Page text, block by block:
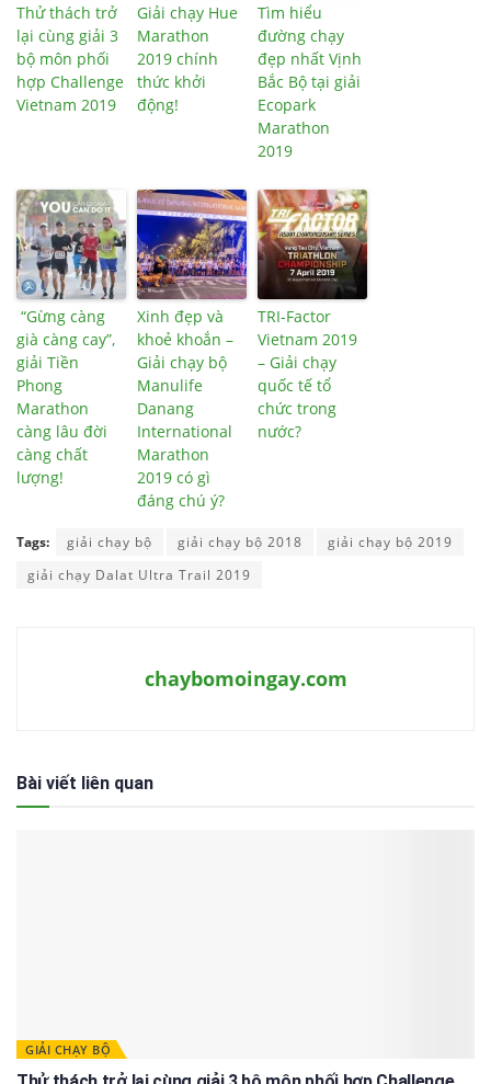
Thử thách trở
lại cùng giải 3
bộ môn phối
hợp Challenge
Vietnam 2019
Giải chạy Hue
Marathon
2019 chính
thức khởi
động!
Tìm hiểu
đường chạy
đẹp nhất Vịnh
Bắc Bộ tại giải
Ecopark
Marathon
2019
“Gừng càng
già càng cay”,
giải Tiền
Phong
Marathon
càng lâu đời
càng chất
lượng!
Xinh đẹp và
khoẻ khoắn –
Giải chạy bộ
Manulife
Danang
International
Marathon
2019 có gì
đáng chú ý?
TRI-Factor
Vietnam 2019
– Giải chạy
quốc tế tổ
chức trong
nước?
Tags: giải chạy bộ giải chạy bộ 2018
giải chạy bộ 2019
giải chạy Dalat Ultra Trail 2019
chaybomoingay.com
Bài viết liên quan
GIẢI CHẠY BỘ